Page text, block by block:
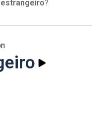
estrangeiro?